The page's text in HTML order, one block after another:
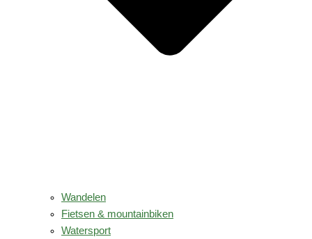
Wandelen
Fietsen & mountainbiken
Watersport